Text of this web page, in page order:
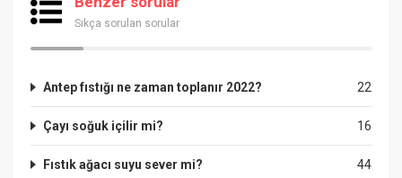
Sıkça sorulan sorular
22
Antep fıstığı ne zaman toplanır 2022?
16
Çayı soğuk içilir mi?
44
Fıstık ağacı suyu sever mi?